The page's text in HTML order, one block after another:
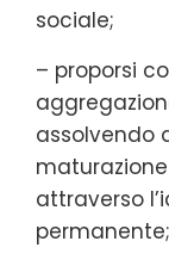
sociale;
– proporsi
assolvendo
attraverso
permanente;